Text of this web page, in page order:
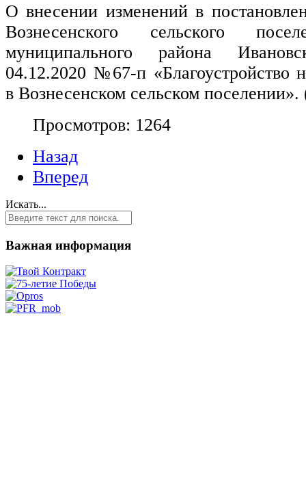
О внесении изменений в
Вознесенского сельского
муниципального района
04.12.2020 №67-п «Благоустройство
в Вознесенском сельском поселении».
Просмотров: 1264
Назад
Вперед
Искать...
Важная информация